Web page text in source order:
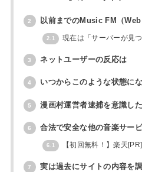
2 以前までのMusic FM（
2.1 現在は「サーバーが見
3 ネットユーザーの反応は
4 いつからこのような状態に
5 漫画村運営者逮捕を意識し
6 合法で安全な他の音楽サー
6.1 【初回無料！】楽天
7 実は過去にサイトの内容を